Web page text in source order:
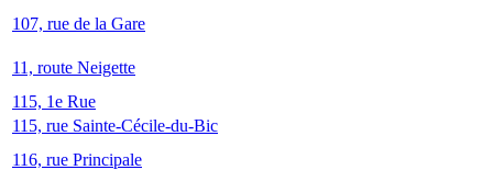
107, rue de la Gare
11, route Neigette
115, 1e Rue
115, rue Sainte-Cécile-du-Bic
116, rue Principale